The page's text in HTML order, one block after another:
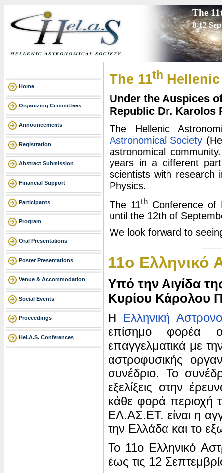
The
8-12
Home
Organizing Committees
Announcements
Registration
Abstract Submission
Financial Support
Participants
Program
Oral Presentations
Poster Presentations
Venue & Accommodation
Social Events
Proceedings
Hel.A.S. Conferences
The 11th
Under the Auspices
Republic Dr. Karolos
The Hellenic
Astronomical Society
astronomical
years in a different
scientists with research
Physics.
The 11thConference of
until the 12th of
We look forward to
11o Ελληνικό
Υπό την Αιγίδα
Κυρίου Κάρολου
Η Ελληνική
επίσημο φορέα
επαγγελματικά με
αστροφυσικής
συνέδριο. Το
εξελίξεις στην
κάθε φορά περιοχή
ΕΛ.ΑΣ.ΕΤ. είναι η
την Ελλάδα και το
Το 11ο Ελληνικό
έως τις 12